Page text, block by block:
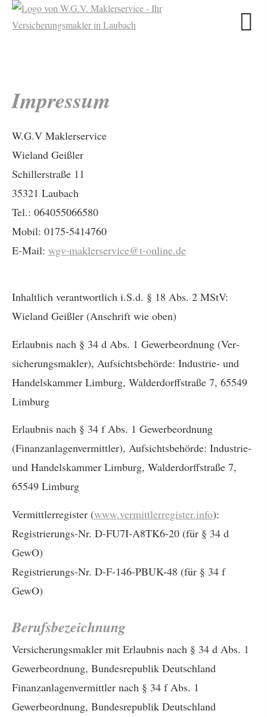
Impressum
W.G.V Maklerservice
Wieland Geißler
Schillerstraße 11
35321 Laubach
Tel.: 064055066580
Mobil: 0175-5414760
E-Mail: wgv-maklerservice@t-online.de
Inhaltlich verantwortlich i.S.d. § 18 Abs. 2 MStV:
Wieland Geißler (Anschrift wie oben)
Erlaubnis nach § 34 d Abs. 1 Gewerbeordnung (Ver­
sicherungs­makler), Aufsichtsbehörde: Industrie- und
Handelskammer Limburg, Walderdorffstraße 7, 65549
Limburg
Erlaubnis nach § 34 f Abs. 1 Gewerbeordnung
(Finanzanlagenvermittler), Aufsichtsbehörde: Industrie-
und Handelskammer Limburg, Walderdorffstraße 7,
65549 Limburg
Vermittlerregister (www.vermittlerregister.info):
Registrierungs-Nr. D-FU7I-A8TK6-20 (für § 34 d
GewO)
Registrierungs-Nr. D-F-146-PBUK-48 (für § 34 f
GewO)
Berufsbezeichnung
Ver­sicherungs­makler mit Erlaubnis nach § 34 d Abs. 1
Gewerbeordnung, Bundesrepublik Deutschland
Finanzanlagenvermittler nach § 34 f Abs. 1
Gewerbeordnung, Bundesrepublik Deutschland